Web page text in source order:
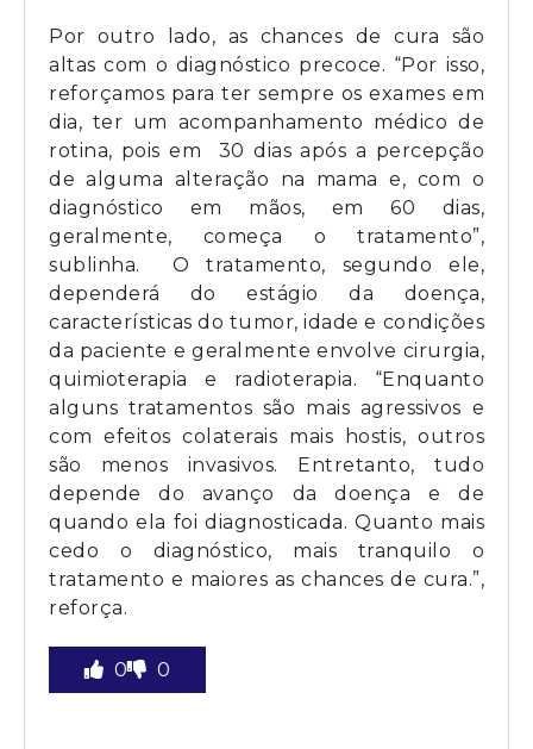
Por outro lado, as chances de cura são
altas com o diagnóstico precoce. “Por isso,
reforçamos para ter sempre os exames em
dia, ter um acompanhamento médico de
rotina, pois em 30 dias após a percepção
de alguma alteração na mama e, com o
diagnóstico em mãos, em 60 dias,
geralmente, começa o tratamento”,
sublinha. O tratamento, segundo ele,
dependerá do estágio da doença,
características do tumor, idade e condições
da paciente e geralmente envolve cirurgia,
quimioterapia e radioterapia. “Enquanto
alguns tratamentos são mais agressivos e
com efeitos colaterais mais hostis, outros
são menos invasivos. Entretanto, tudo
depende do avanço da doença e de
quando ela foi diagnosticada. Quanto mais
cedo o diagnóstico, mais tranquilo o
tratamento e maiores as chances de cura.”,
reforça.
0 0